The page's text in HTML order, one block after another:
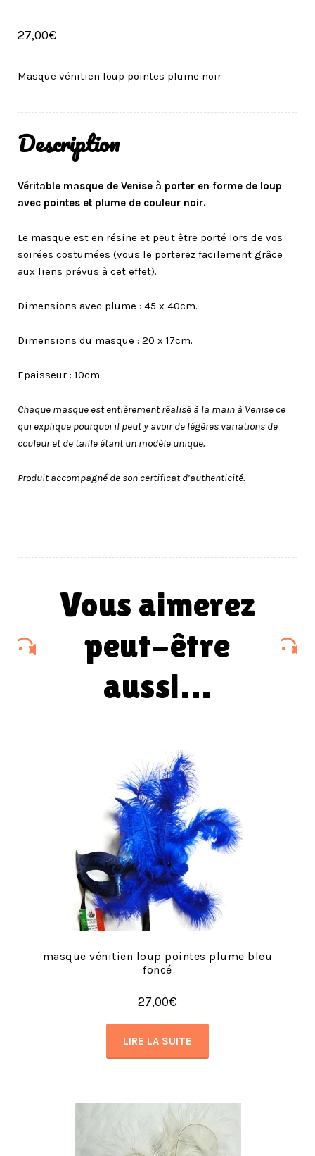
27,00€
Masque vénitien loup pointes plume noir
Description
Véritable masque de Venise à porter en forme de loup
avec pointes et plume de couleur noir.
Le masque est en résine et peut être porté lors de vos
soirées costumées (vous le porterez facilement grâce
aux liens prévus à cet effet).
Dimensions avec plume : 45 x 40cm.
Dimensions du masque : 20 x 17cm.
Epaisseur : 10cm.
Chaque masque est entièrement réalisé à la main à Venise ce
qui explique pourquoi il peut y avoir de légères variations de
couleur et de taille étant un modèle unique.
Produit accompagné de son certificat d’authenticité.
vous aimerez
peut-être
aussi…
masque vénitien loup pointes plume bleu
foncé
27,00€
LIRE LA SUITE